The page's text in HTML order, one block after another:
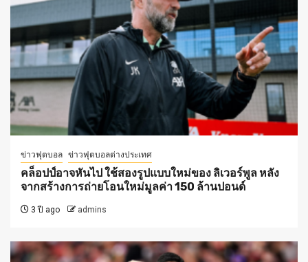
ข่าวฟุตบอล ข่าวฟุตบอลต่างประเทศ
คล็อปป์อาจหันไป ใช้สองรูปแบบใหม่ของ ลิเวอร์พูล หลัง
จากสร้างการถ่ายโอนใหม่มูลค่า 150 ล้านปอนด์
3 ปี ago admins